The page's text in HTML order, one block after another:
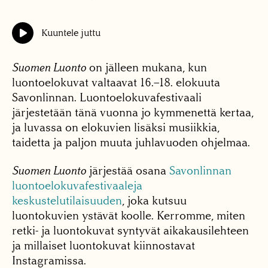
Kuuntele juttu
Suomen Luonto on jälleen mukana, kun
luontoelokuvat valtaavat 16.–18. elokuuta
Savonlinnan. Luontoelokuvafestivaali
järjestetään tänä vuonna jo kymmenettä kertaa,
ja luvassa on elokuvien lisäksi musiikkia,
taidetta ja paljon muuta juhlavuoden ohjelmaa.
Suomen Luonto järjestää osana Savonlinnan
luontoelokuvafestivaaleja
keskustelutilaisuuden, joka kutsuu
luontokuvien ystävät koolle. Kerromme, miten
retki- ja luontokuvat syntyvät aikakausilehteen
ja millaiset luontokuvat kiinnostavat
Instagramissa.